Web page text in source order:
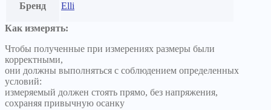
Бренд Elli
Как измерять:
Чтобы полученные при измерениях размеры были
корректными,
они должны выполняться с соблюдением определенных
условий:
измеряемый должен стоять прямо, без напряжения,
сохраняя привычную осанку